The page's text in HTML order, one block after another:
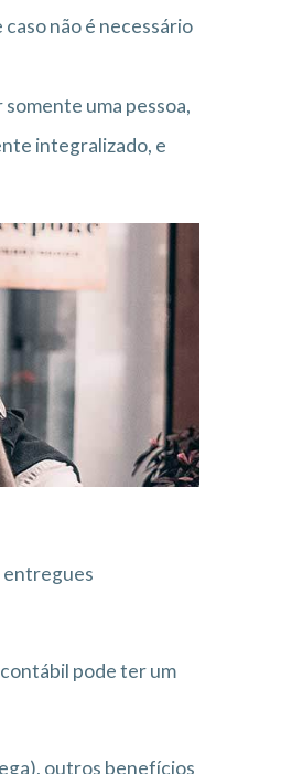
não é necessário
uma pessoa,
integralizado, e
entregues
pode ter um
outros benefícios